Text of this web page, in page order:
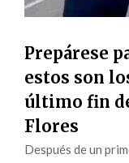
Prepárese
estos son
último fin
Flores
Después de un